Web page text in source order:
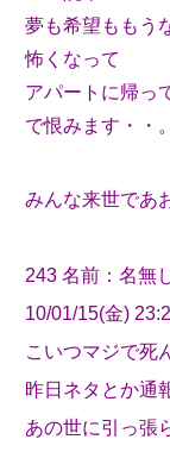
夢も希望ももう
怖くなって
アパートに帰っ
で恨みます・・。
みんな来世であ
243 名前：名無
10/01/15(金)
こいつマジで死
昨日ネタとか通
あの世に引っ張